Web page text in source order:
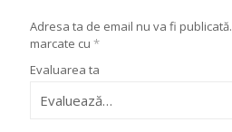
Adresa ta de email nu va fi publicată.
marcate cu *
Evaluarea ta